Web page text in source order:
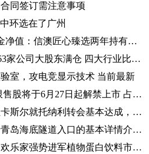
同签订需注意事项
环选在了广州
全球热推荐：6月21日基金净值：信澳匠心臻选两年持有期混合最新净值1.1771，跌4.47%
观察：A股质押“群像”：63家公司大股东满仓 四大行业比例大降
室，攻电竞显示技术 当前最新
亚香股份：2303.62万股限售股将于6月27日起解禁上市 占公司总股本的28.51%
意甲媒体透露：米兰与纽卡斯尔就托纳利转会基本达成，球员已答应 环球新资讯
青岛海底隧道入口（关于青岛海底隧道入口的基本详情介绍）
第二增长曲线蓄势待发！欢乐家强势进军植物蛋白饮料市场 今日热讯